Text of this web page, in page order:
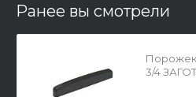
Ранее вы смотрели
3/4